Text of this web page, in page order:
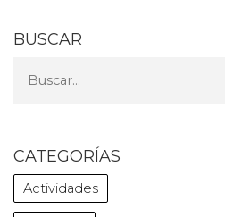
BUSCAR
CATEGORÍAS
Actividades